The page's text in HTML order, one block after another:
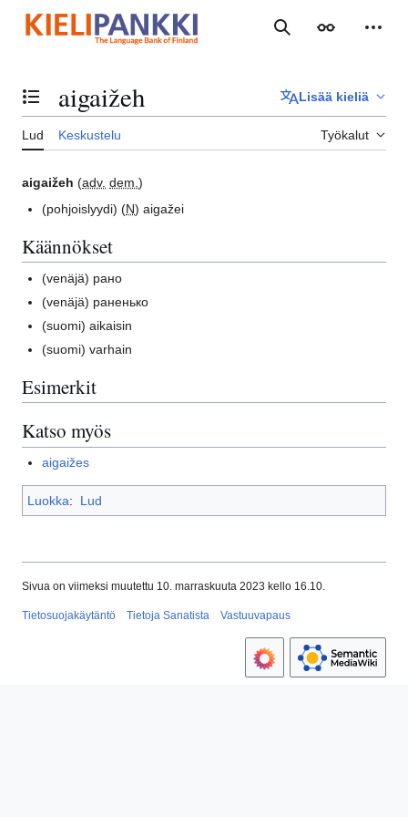
sisältöön
Haku Ulkoasu
Vaihda sisällysluettelo
aigaižeh Lisää kieliä
Lud Keskustelu Työkalut
aigaižeh (adv. dem. )
(pohjoislyydi)(N) aigažei
Käännökset
(venäjä) рано
(venäjä) раненько
(suomi)aikaisin
(suomi)varhain
Esimerkit
Katso myös
aigaižes
Luokka: Lud
Sivua on viimeksi muutettu 10. marraskuuta 2023 kello 16.10.
Tietosuojakäytäntö Tietoja Sanatista Vastuuvapaus